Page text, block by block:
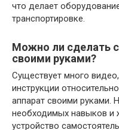
что делает
транспортировке.
Можно ли сделать
своими руками?
Существует много
инструкции
аппарат своими руками.
необходимых навыков и
устройство